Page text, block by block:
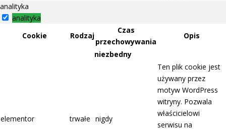
analityka
analityka
Cookie
Rodzaj
Czas
przechowywania
Opis
niezbedny
elementor trwałe nigdy
Ten plik cookie jest
używany przez
motyw WordPress
witryny. Pozwala
właścicielowi
serwisu na